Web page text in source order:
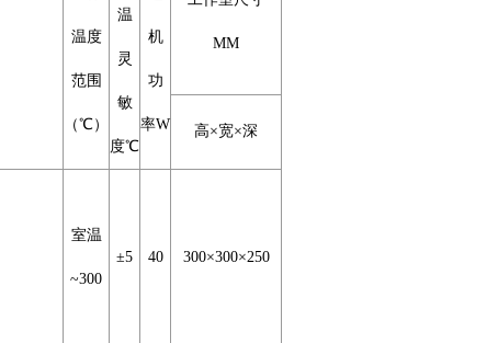
温度
范围
（℃）
温
灵
敏
度℃
机
功
率W
MM
高×宽×深
室温
~300
±5 40 300×300×250